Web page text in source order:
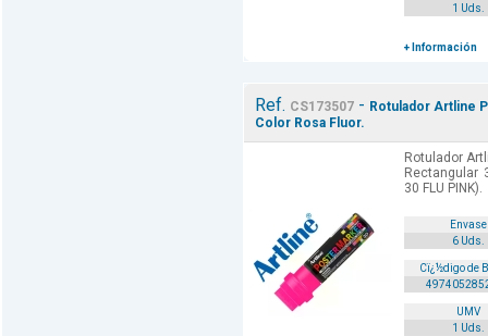
1 Uds.
+ Información
Ref. CS173507- Rotulador Artline
Color Rosa Fluor.
Rotulador
Rectangular
30 FLU PINK).
Envase
6 Uds.
Cï¿½digo de
UMV
1 Uds.